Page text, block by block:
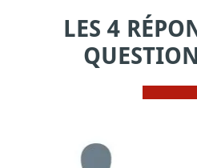
LES 4